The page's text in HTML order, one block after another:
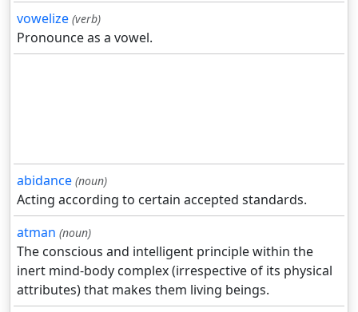
vowelize (verb)
Pronounce as a vowel.
abidance (noun)
Acting according to certain accepted standards.
atman (noun)
The conscious and intelligent principle within the
inert mind-body complex (irrespective of its physical
attributes) that makes them living beings.